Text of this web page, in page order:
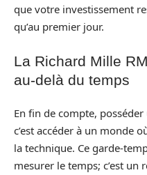
que votre investissement
qu’au premier jour.
La Richard Mille
au-delà du temps
En fin de compte, posséder
c’est accéder à un monde
la technique. Ce garde-
mesurer le temps; c’est un